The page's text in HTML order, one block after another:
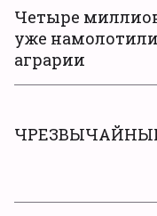
Четыре
уже
аграрии